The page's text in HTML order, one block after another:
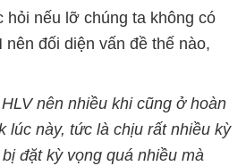
hỏi nếu lỡ chúng ta không có
nên đối diện vấn đề thế nào,
nên nhiều khi cũng ở hoàn
lúc này, tức là chịu rất nhiều kỳ
đặt kỳ vọng quá nhiều mà